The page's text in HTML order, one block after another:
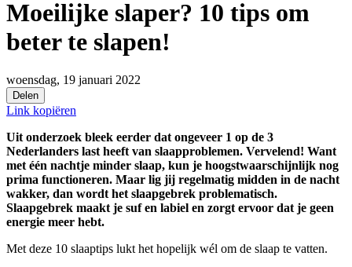
Moeilijke slaper? 10 tips om
beter te slapen!
woensdag, 19 januari 2022
Delen
Link kopiëren
Uit onderzoek bleek eerder dat ongeveer 1 op de 3
Nederlanders last heeft van slaapproblemen. Vervelend! Want
met één nachtje minder slaap, kun je hoogstwaarschijnlijk nog
prima functioneren. Maar lig jij regelmatig midden in de nacht
wakker, dan wordt het slaapgebrek problematisch.
Slaapgebrek maakt je suf en labiel en zorgt ervoor dat je geen
energie meer hebt.
Met deze 10 slaaptips lukt het hopelijk wél om de slaap te vatten.